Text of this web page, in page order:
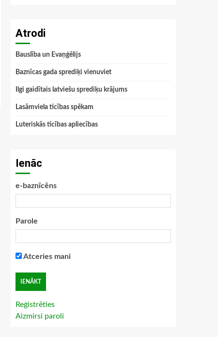
Atrodi
Bauslība un Evaņģēlijs
Baznīcas gada sprediķi vienuviet
Ilgi gaidītais latviešu sprediķu krājums
Lasāmviela ticības spēkam
Luteriskās ticības apliecības
Ienāc
e-baznīcēns
Parole
Atceries mani
Reģistrēties
Aizmirsi paroli